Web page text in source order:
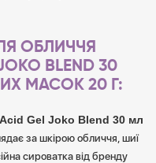
ОБЛИЧЧЯ
BLEND 30
МАСОК 20 Г:
Gel Joko Blend 30 мл
за шкірою обличчя, шиї
сироватка від бренду